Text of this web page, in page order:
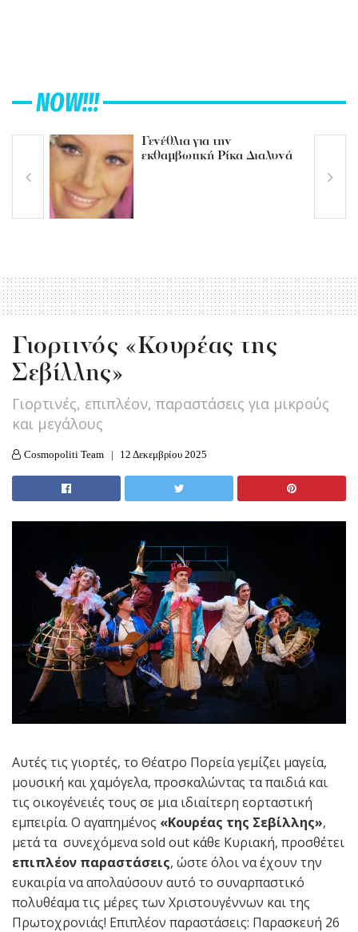
NOW!!!
Γενέθλια για την
εκθαμβωτική Ρίκα Διαλυνά
Γιορτινός «Κουρέας της
Σεβίλλης»
Γιορτινές, επιπλέον, παραστάσεις για μικρούς
και μεγάλους
Cosmopoliti Team 12 Δεκεμβρίου 2025
Αυτές τις γιορτές, το Θέατρο Πορεία γεμίζει μαγεία,
μουσική και χαμόγελα, προσκαλώντας τα παιδιά και
τις οικογένειές τους σε μια ιδιαίτερη εορταστική
εμπειρία. Ο αγαπημένος «Κουρέας της Σεβίλλης»,
μετά τα συνεχόμενα sold out κάθε Κυριακή, προσθέτει
επιπλέον παραστάσεις, ώστε όλοι να έχουν την
ευκαιρία να απολαύσουν αυτό το συναρπαστικό
πολυθέαμα τις μέρες των Χριστουγέννων και της
Πρωτοχρονιάς! Επιπλέον παραστάσεις: Παρασκευή 26